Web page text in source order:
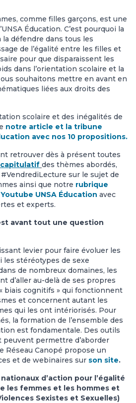
comme filles garçons, est une
Éducation. C’est pourquoi la
la défendre dans tous les
de l’égalité entre les filles et
pour que disparaissent les
dans l’orientation scolaire et la
souhaitons mettre en avant en
liées aux droits des
scolaire et des inégalités de
notre article et la tribune
avec nos 10 propositions.
retrouver dès à présent toutes
des thèmes abordés,
sur le sujet de
ainsi que notre rubrique
UNSA Éducation avec
et experts.
avant tout une question
levier pour faire évoluer les
les stéréotypes de sexe
de nombreux domaines, les
d’aller au-delà de ses propres
biais cognitifs » qui fonctionnent
et concernent autant les
qui les ont intériorisés. Pour
la formation de l’ensemble des
est fondamentale. Des outils
permettre d’aborder
Réseau Canopé propose un
et de webinaires sur son site.
d’action pour l’égalité
les femmes et les hommes et
Sexistes et Sexuelles)